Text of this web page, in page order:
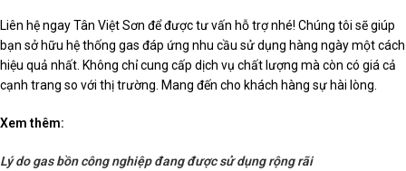
Liên hệ ngay Tân Việt Sơn để được tư vấn hỗ trợ nhé! Chúng tôi sẽ giúp
bạn sở hữu hệ thống gas đáp ứng nhu cầu sử dụng hàng ngày một cách
hiệu quả nhất. Không chỉ cung cấp dịch vụ chất lượng mà còn có giá cả
cạnh trang so với thị trường. Mang đến cho khách hàng sự hài lòng.
Xem thêm:
Lý do gas bồn công nghiệp đang được sử dụng rộng rãi